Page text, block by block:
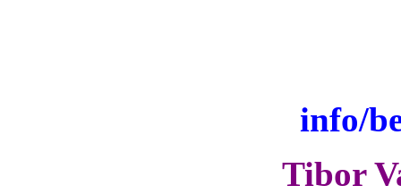
info/
Tibor